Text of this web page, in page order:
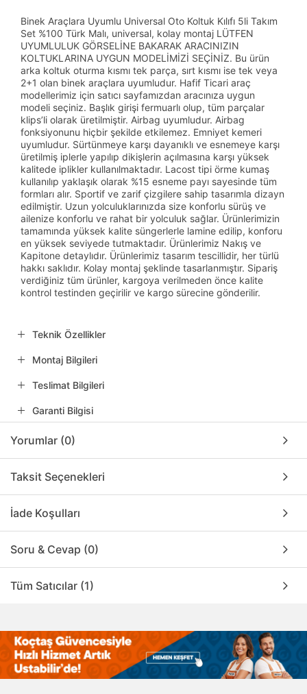
Binek Araçlara Uyumlu Universal Oto Koltuk Kılıfı 5li Takım
Set %100 Türk Malı, universal, kolay montaj LÜTFEN
UYUMLULUK GÖRSELİNE BAKARAK ARACINIZIN
KOLTUKLARINA UYGUN MODELİMİZİ SEÇİNİZ. Bu ürün
arka koltuk oturma kısmı tek parça, sırt kısmı ise tek veya
2+1 olan binek araçlara uyumludur. Hafif Ticari araç
modellerimiz için satıcı sayfamızdan aracınıza uygun
modeli seçiniz. Başlık girişi fermuarlı olup, tüm parçalar
klips’li olarak üretilmiştir. Airbag uyumludur. Airbag
fonksiyonunu hiçbir şekilde etkilemez. Emniyet kemeri
uyumludur. Sürtünmeye karşı dayanıklı ve esnemeye karşı
üretilmiş iplerle yapılıp dikişlerin açılmasına karşı yüksek
kalitede iplikler kullanılmaktadır. Lacost tipi örme kumaş
kullanılıp yaklaşık olarak %15 esneme payı sayesinde tüm
formları alır. Sportif ve zarif çizgilere sahip tasarımla dizayn
edilmiştir. Uzun yolculuklarınızda size konforlu sürüş ve
ailenize konforlu ve rahat bir yolculuk sağlar. Ürünlerimizin
tamamında yüksek kalite süngerlerle lamine edilip, konforu
en yüksek seviyede tutmaktadır. Ürünlerimiz Nakış ve
Kapitone detaylıdır. Ürünlerimiz tasarım tescillidir, her türlü
hakkı saklıdır. Kolay montaj şeklinde tasarlanmıştır. Sipariş
verdiğiniz tüm ürünler, kargoya verilmeden önce kalite
kontrol testinden geçirilir ve kargo sürecine gönderilir.
Teknik Özellikler
Montaj Bilgileri
Teslimat Bilgileri
Garanti Bilgisi
Yorumlar (0)
Taksit Seçenekleri
İade Koşulları
Soru & Cevap (0)
Tüm Satıcılar (1)